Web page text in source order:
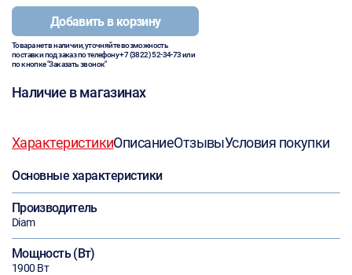
Добавить в корзину
Товара нет в наличии, уточняйте возможность
поставки под заказ по телефону+7 (3822) 52-34-73или
по кнопке "Заказать звонок"
Наличие в магазинах
ХарактеристикиОписаниеОтзывыУсловия покупки
Основные характеристики
Производитель
Diam
Мощность (Вт)
1900 Вт